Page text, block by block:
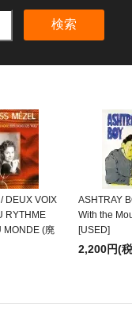
検索
DEUX VOIX
RYTHME
MONDE (廃
ASHTRAY
With the
[USED]
2,200円(